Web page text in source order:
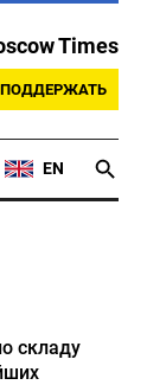
Times
ПОДДЕРЖАТЬ
EN
складу